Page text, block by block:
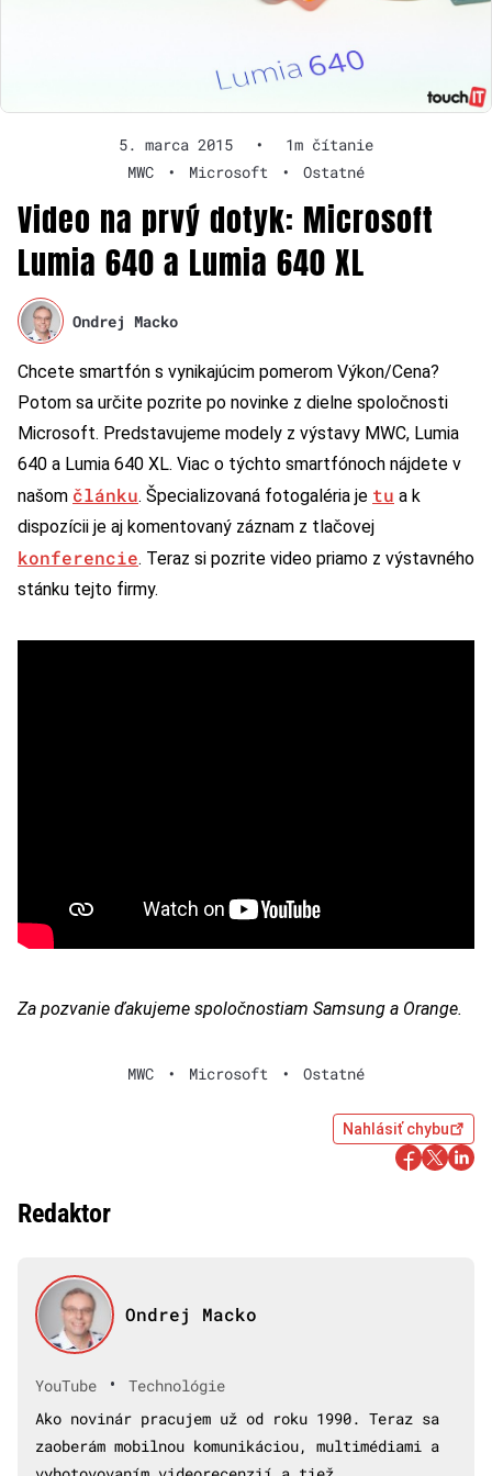
5. marca 2015 •
1m čítanie
MWC
• Microsoft • Ostatné
Video na prvý dotyk: Microsoft
Lumia 640 a Lumia 640 XL
Ondrej Macko
Chcete smartfón s vynikajúcim pomerom Výkon/Cena?
Potom sa určite pozrite po novinke z dielne spoločnosti
Microsoft. Predstavujeme modely z výstavy MWC, Lumia
640 a Lumia 640 XL. Viac o týchto smartfónoch nájdete v
našom článku. Špecializovaná fotogaléria je tu a k
dispozícii je aj komentovaný záznam z tlačovej
konferencie. Teraz si pozrite video priamo z výstavného
stánku tejto firmy.
Za pozvanie ďakujeme spoločnostiam Samsung a Orange.
MWC • Microsoft • Ostatné
Nahlásiť chybu
Redaktor
Ondrej Macko
YouTube •
Technológie
Ako novinár pracujem už od roku 1990. Teraz sa
zaoberám mobilnou komunikáciou, multimédiami a